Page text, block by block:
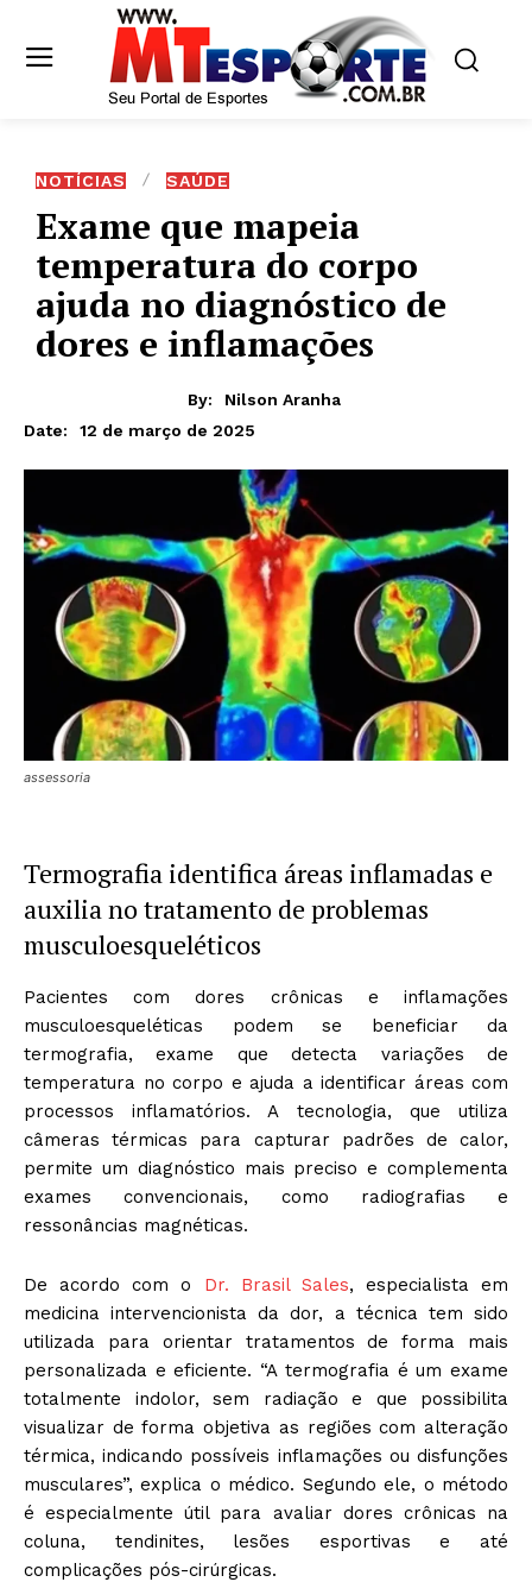
NOTÍCIAS SAÚDE
Exame que mapeia
temperatura do corpo
ajuda no diagnóstico de
dores e inflamações
By:
Nilson Aranha
Date:
12 de março de 2025
assessoria
Termografia identifica áreas inflamadas e
auxilia no tratamento de problemas
musculoesqueléticos
Pacientes com dores crônicas e inflamações
musculoesqueléticas podem se beneficiar da
termografia, exame que detecta variações de
temperatura no corpo e ajuda a identificar áreas com
processos inflamatórios. A tecnologia, que utiliza
câmeras térmicas para capturar padrões de calor,
permite um diagnóstico mais preciso e complementa
exames convencionais, como radiografias e
ressonâncias magnéticas.
De acordo com o Dr. Brasil Sales, especialista em
medicina intervencionista da dor, a técnica tem sido
utilizada para orientar tratamentos de forma mais
personalizada e eficiente. “A termografia é um exame
totalmente indolor, sem radiação e que possibilita
visualizar de forma objetiva as regiões com alteração
térmica, indicando possíveis inflamações ou disfunções
musculares”, explica o médico. Segundo ele, o método
é especialmente útil para avaliar dores crônicas na
coluna, tendinites, lesões esportivas e até
complicações pós-cirúrgicas.